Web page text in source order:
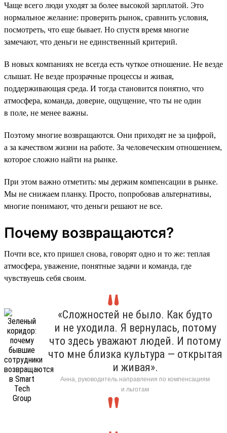
Чаще всего люди уходят за более высокой зарплатой. Это
нормальное желание: проверить рынок, сравнить условия,
посмотреть, что еще бывает. Но спустя время многие
замечают, что деньги не единственный критерий.
В новых компаниях не всегда есть чуткое отношение. Не везде
слышат. Не везде прозрачные процессы и живая,
поддерживающая среда. И тогда становится понятно, что
атмосфера, команда, доверие, ощущение, что ты не один
в поле, не менее важны.
Поэтому многие возвращаются. Они приходят не за цифрой,
а за качеством жизни на работе. За человеческим отношением,
которое сложно найти на рынке.
При этом важно отметить: мы держим компенсации в рынке.
Мы не снижаем планку. Просто, попробовав альтернативы,
многие понимают, что деньги решают не все.
Почему возвращаются?
Почти все, кто пришел снова, говорят одно и то же: теплая
атмосфера, уважение, понятные задачи и команда, где
чувствуешь себя своим.
«Сложностей не было. Как будто
и не уходила. Я вернулась, потому
что здесь уважают людей. И потому
что мне близка культура — открытая
и живая».
Анна, руководитель направления по компенсациям
и льготам